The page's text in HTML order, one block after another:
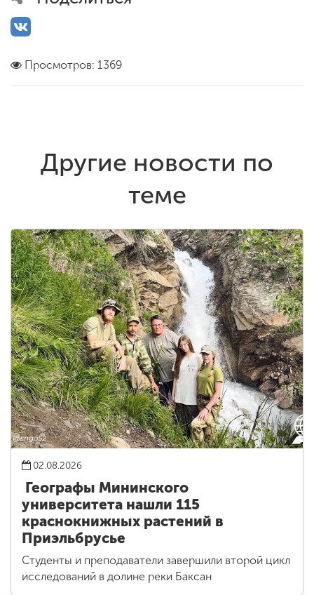
Просмотров: 1369
Другие новости по
теме
02.08.2026
Географы Мининского
университета нашли 115
краснокнижных растений в
Приэльбрусье
Студенты и преподаватели завершили второй цикл
исследований в долине реки Баксан